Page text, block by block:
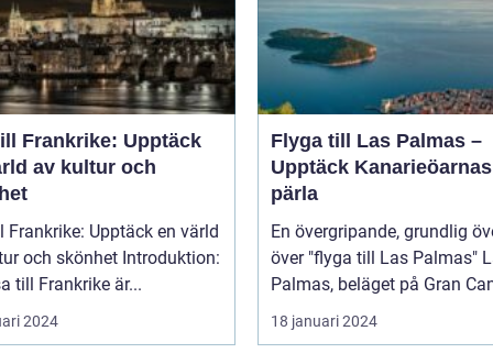
Frankrike: Upptäck
av kultur och
Frankrike: Upptäck en värld
skönhet Introduktion:
till Frankrike är...
2024
Flyga till Las Palmas –
Upptäck Kanarieöarnas
pärla
En övergripande, grundlig
över "flyga till Las Palmas" Las
Palmas, beläget på Gran
18 januari 2024